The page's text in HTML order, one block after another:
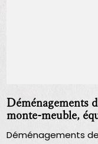
Déménagements
monte-meuble,
Déménagements